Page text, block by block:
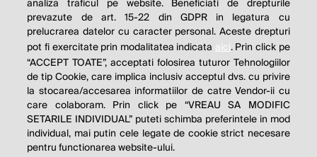
analiza traficul pe website. Beneficiati de drepturile
prevazute de art. 15-22 din GDPR in legatura cu
prelucrarea datelor cu caracter personal. Aceste drepturi
pot fi exercitate prin modalitatea indicata aici. Prin click pe
“ACCEPT TOATE”, acceptati folosirea tuturor Tehnologiilor
de tip Cookie, care implica inclusiv acceptul dvs. cu privire
la stocarea/accesarea informatiilor de catre Vendor-ii cu
care colaboram. Prin click pe “VREAU SA MODIFIC
SETARILE INDIVIDUAL” puteti schimba preferintele in mod
individual, mai putin cele legate de cookie strict necesare
pentru functionarea website-ului.